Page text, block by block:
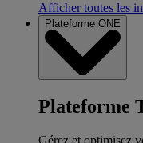
Afficher toutes les
Plateforme ONE
Plateforme
Gérez et optimisez